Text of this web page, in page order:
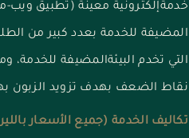
خدمةإلكترونية معينة (تطبيق ويب-
المضيفة للخدمة بعدد كبير من
التي تخدم البيئةالمضيفة
نقاط الضعف بهدف تزويد الزبون
تكاليف الخدمة (جميع الأسعار